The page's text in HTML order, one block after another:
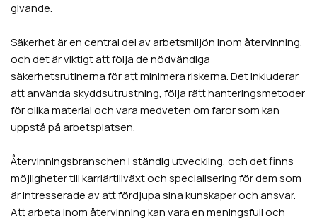
givande.
Säkerhet är en central del av arbetsmiljön inom återvinning,
och det är viktigt att följa de nödvändiga
säkerhetsrutinerna för att minimera riskerna. Det inkluderar
att använda skyddsutrustning, följa rätt hanteringsmetoder
för olika material och vara medveten om faror som kan
uppstå på arbetsplatsen.
Återvinningsbranschen i ständig utveckling, och det finns
möjligheter till karriärtillväxt och specialisering för dem som
är intresserade av att fördjupa sina kunskaper och ansvar.
Att arbeta inom återvinning kan vara en meningsfull och